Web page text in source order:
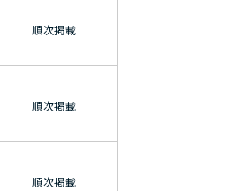
順次掲載
順次掲載
順次掲載